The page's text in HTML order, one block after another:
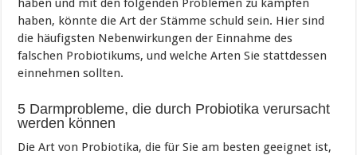
haben und mit den folgenden Problemen zu kämpfen
haben, könnte die Art der Stämme schuld sein. Hier sind
die häufigsten Nebenwirkungen der Einnahme des
falschen Probiotikums, und welche Arten Sie stattdessen
einnehmen sollten.
5 Darmprobleme, die durch Probiotika verursacht
werden können
Die Art von Probiotika, die für Sie am besten geeignet ist,